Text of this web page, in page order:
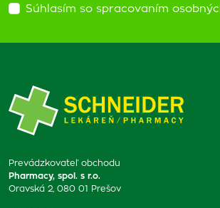
Súhlasím so spracovaním
Prevádzkovateľ obchodu
Pharmacy, spol. s r.o.
Oravská 2, 080 01 Prešov